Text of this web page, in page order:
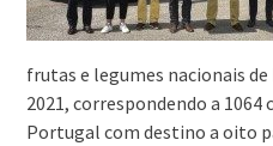
frutas e legumes nacionais de
2021, correspondendo a 1064
Portugal com destino a oito